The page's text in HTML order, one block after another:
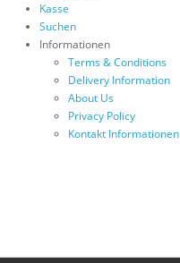
Kasse
Suchen
Informationen
Terms & Conditions
Delivery Information
About Us
Privacy Policy
Kontakt Informationen